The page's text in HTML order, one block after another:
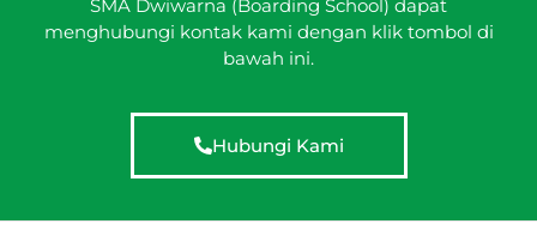
SMA Dwiwarna (Boarding School) dapat
menghubungi kontak kami dengan klik tombol di
bawah ini.
Hubungi Kami